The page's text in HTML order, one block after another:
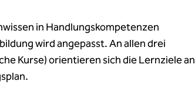
in Handlungskompetenzen
wird angepasst. An allen drei
Kurse) orientieren sich die Lernziele an